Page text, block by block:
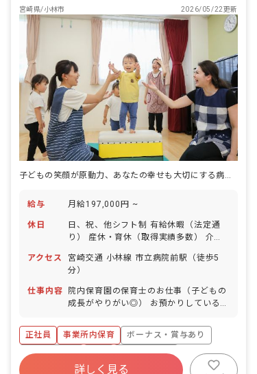
宮崎県/小林市
2026/05/22更新
給与 月給197,000円 ~
休日
日、祝、他シフト制 有給休暇（法定通
り） 産休・育休（取得実績多数） 介護
アクセス
宮崎交通 小林線 市立病院前駅（徒歩5
分）
仕事内容
院内保育園の保育士のお仕事（子どもの
成長がやりがい◎） お預かりしている子
食事・睡眠・排泄・清潔・衣類の着脱等
・集団生活を通じた社会性の装着 ・行事
の計画・実行、お知らせの作成
正社員 事業所内保育
ボーナス・賞与あり
社会保険完備
有給
福利厚生充実
昇給昇進あり
産休育休制度
詳しく見る